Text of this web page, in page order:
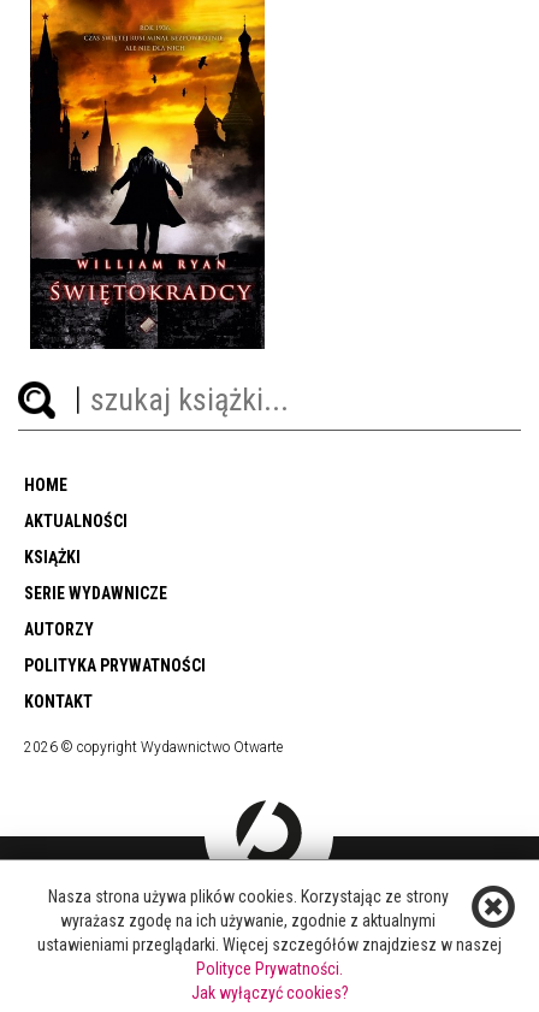
ŚWIĘTOKRADCY
WILLIAM RYAN
OPRAWA TWARDA
36,90 ZŁ
HOME
AKTUALNOŚCI
KSIĄŻKI
SERIE WYDAWNICZE
AUTORZY
POLITYKA PRYWATNOŚCI
KONTAKT
2026 © copyright Wydawnictwo Otwarte
DOŁĄCZ DO NAS
FACEBOOK
TWITTER
Nasza strona używa plików cookies. Korzystając ze strony
wyrażasz zgodę na ich używanie, zgodnie z aktualnymi
ustawieniami przeglądarki. Więcej szczegółów znajdziesz w naszej
Polityce Prywatności.
Jak wyłączyć cookies?